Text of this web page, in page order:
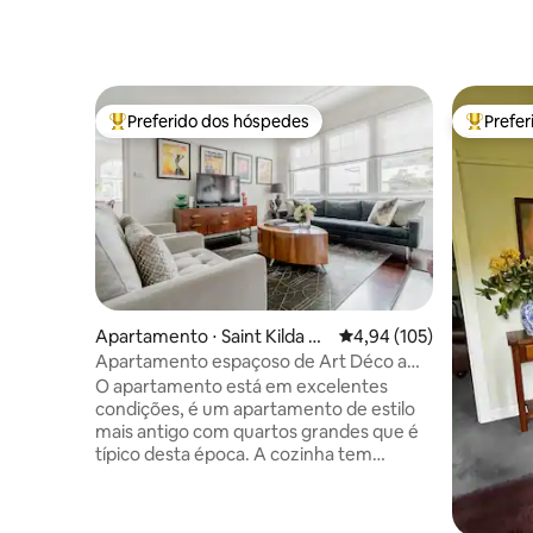
Entre os melhores preferidos dos hóspedes
Preferido dos hóspedes
Apartamento ⋅ Saint Kilda W
est
4,94 de uma avaliação
4,94 (105)
Apartamento espaçoso de Art Déco a
poucos passos da praia
O apartamento está em excelentes
condições, é um apartamento de estilo
mais antigo com quartos grandes que é
típico desta época. A cozinha tem
Entre